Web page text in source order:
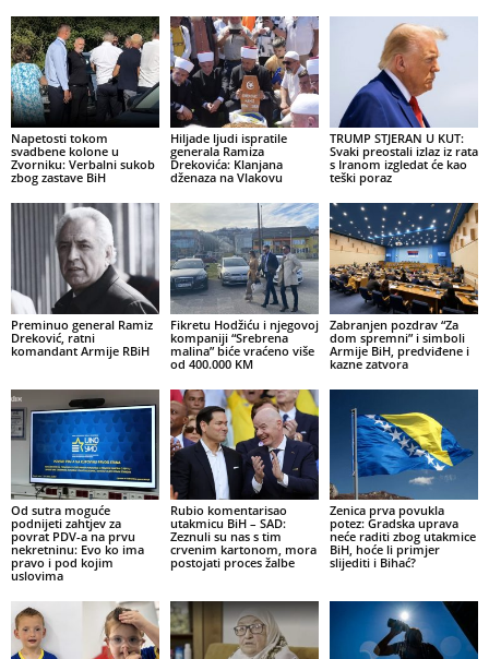
Napetosti tokom
svadbene kolone u
Zvorniku: Verbalni sukob
zbog zastave BiH
Hiljade ljudi ispratile
generala Ramiza
Drekovića: Klanjana
dženaza na Vlakovu
TRUMP STJERAN U KUT:
Svaki preostali izlaz iz rata
s Iranom izgledat će kao
teški poraz
Preminuo general Ramiz
Dreković, ratni
komandant Armije RBiH
Fikretu Hodžiću i njegovoj
kompaniji “Srebrena
malina” biće vraćeno više
od 400.000 KM
Zabranjen pozdrav “Za
dom spremni” i simboli
Armije BiH, predviđene i
kazne zatvora
Od sutra moguće
podnijeti zahtjev za
povrat PDV-a na prvu
nekretninu: Evo ko ima
pravo i pod kojim
uslovima
Rubio komentarisao
utakmicu BiH – SAD:
Zeznuli su nas s tim
crvenim kartonom, mora
postojati proces žalbe
Zenica prva povukla
potez: Gradska uprava
neće raditi zbog utakmice
BiH, hoće li primjer
slijediti i Bihać?